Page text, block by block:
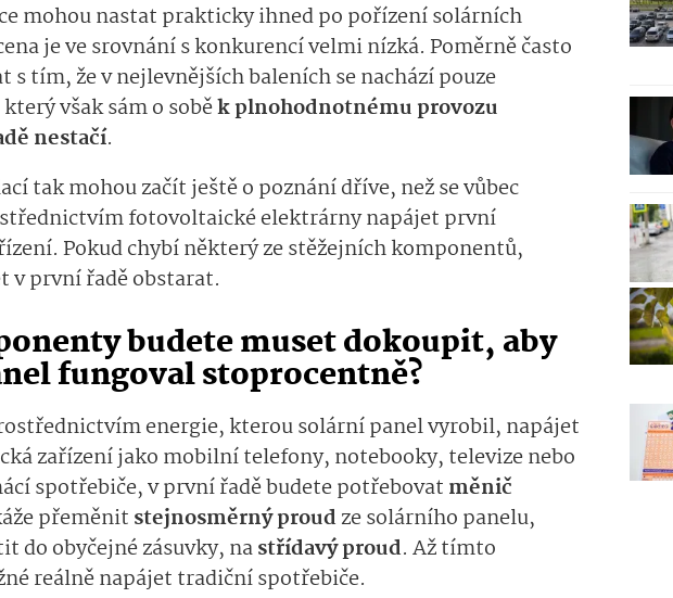
mohou nastat prakticky ihned po pořízení solárních
je ve srovnání s konkurencí velmi nízká. Poměrně často
s tím, že v nejlevnějších baleních se nachází pouze
však sám o soběk plnohodnotnému provozu
nestačí.
tak mohou začít ještě o poznání dříve, než se vůbec
fotovoltaické elektrárny napájet první
Pokud chybí některý ze stěžejních komponentů,
v první řadě obstarat.
budete muset dokoupit, aby
fungoval stoprocentně?
energie, kterou solární panel vyrobil, napájet
zařízení jako mobilní telefony, notebooky, televize nebo
spotřebiče, v první řadě budete potřebovat měnič
přeměnitstejnosměrný proud ze solárního panelu,
do obyčejné zásuvky, nastřídavý proud. Až tímto
reálně napájet tradiční spotřebiče.